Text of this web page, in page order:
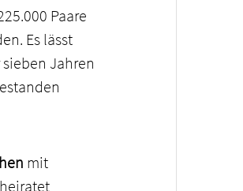
Paare
Es lässt
Jahren
mit